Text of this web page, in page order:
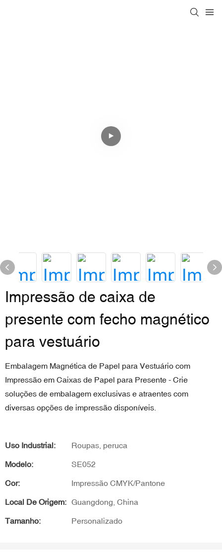
Impressão de caixa de
presente com fecho magnético
para vestuário
Embalagem Magnética de Papel para Vestuário com
Impressão em Caixas de Papel para Presente - Crie
soluções de embalagem exclusivas e atraentes com
diversas opções de impressão disponíveis.
Uso Industrial: Roupas, peruca
Modelo: SE052
Cor: Impressão CMYK/Pantone
Local De Origem: Guangdong, China
Tamanho: Personalizado